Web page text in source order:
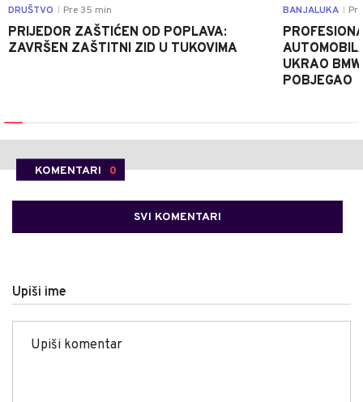
DRUŠTVO Pre 35 min
PRIJEDOR ZAŠTIĆEN OD POPLAVA:
ZAVRŠEN ZAŠTITNI ZID U TUKOVIMA
BANJALUKA
UKRAO
POBJEGAO
KOMENTARI 0
SVI KOMENTARI
Upiši ime